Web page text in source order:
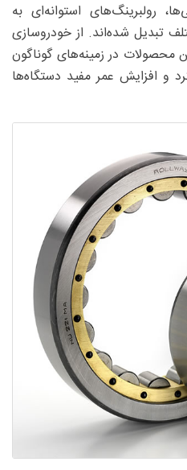
رولبرینگ‌های استوانه‌ای به
تبدیل شده‌اند. از خودروسازی
محصولات در زمینه‌های گوناگون
و افزایش عمر مفید دستگاه‌ها